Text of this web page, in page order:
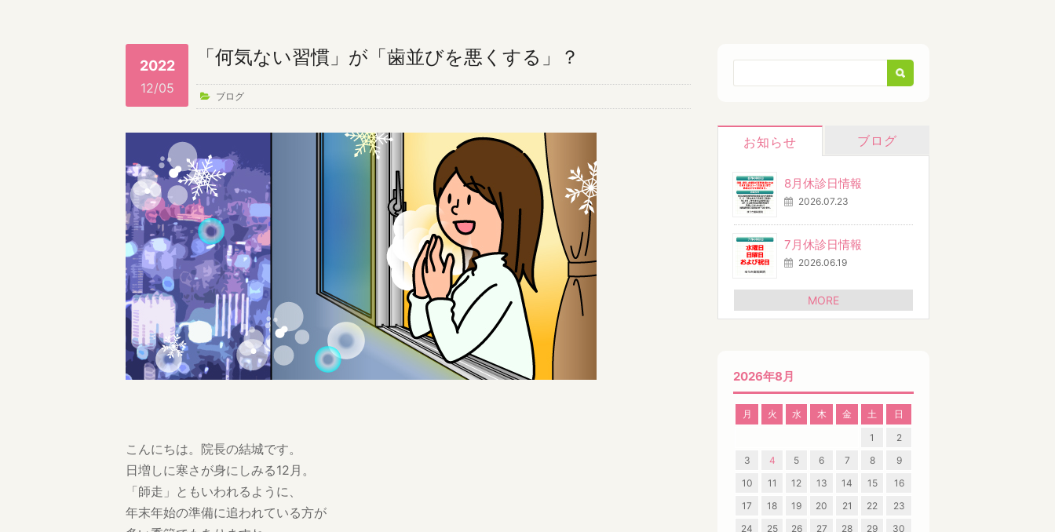
2022
12/05
「何気ない習慣」が「歯並びを悪くする」？
ブログ
こんにちは。院長の結城です。
日増しに寒さが身にしみる12月。
「師走」ともいわれるように、
年末年始の準備に追われている方が
お知らせ ブログ
8月休診日情報
2026.07.23
7月休診日情報
2026.06.19
MORE
2026年8月
月 火 水 木 金 土
日
1
2
3
4 5 6 7 8
9
10
11 12 13 14 15
16
17
18 19 20 21 22
23
24
25 26 27 28 29 30